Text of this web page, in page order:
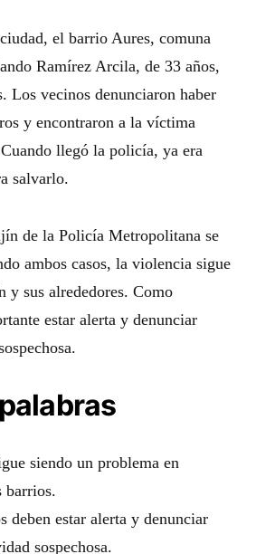
el barrio Aures, comuna
Ramírez Arcila, de 33 años,
Los vecinos denunciaron haber
y encontraron a la víctima
llegó la policía, ya era
salvarlo.
de la Policía Metropolitana se
ambos casos, la violencia sigue
y sus alrededores. Como
estar alerta y denunciar
siendo un problema en
barrios.
deben estar alerta y denunciar
sospechosa.